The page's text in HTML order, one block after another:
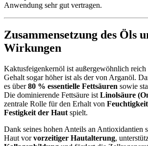
Anwendung sehr gut vertragen.
Zusammensetzung des Öls
Wirkungen
Kaktusfeigenkernöl ist außergewöhnlich reich
Gehalt sogar höher ist als der von Arganöl.
es über80 % essentielle Fettsäuren sowie
Die dominierende Fettsäure ist Linolsäure
zentrale Rolle für den Erhalt von Feuchtigkeit
Festigkeit der Haut spielt.
Dank seines hohen Anteils an Antioxidantien
Haut vorvorzeitiger Hautalterung,